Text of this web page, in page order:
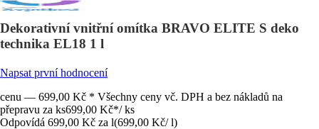
Dekorativní vnitřní omítka BRAVO ELITE S deko
technika EL18 1 l
Napsat první hodnocení
cenu — 699,00 Kč * Všechny ceny vč. DPH a bez nákladů na
přepravu za ks699,00 Kč*/ ks
Odpovídá 699,00 Kč za l(699,00 Kč/ l)